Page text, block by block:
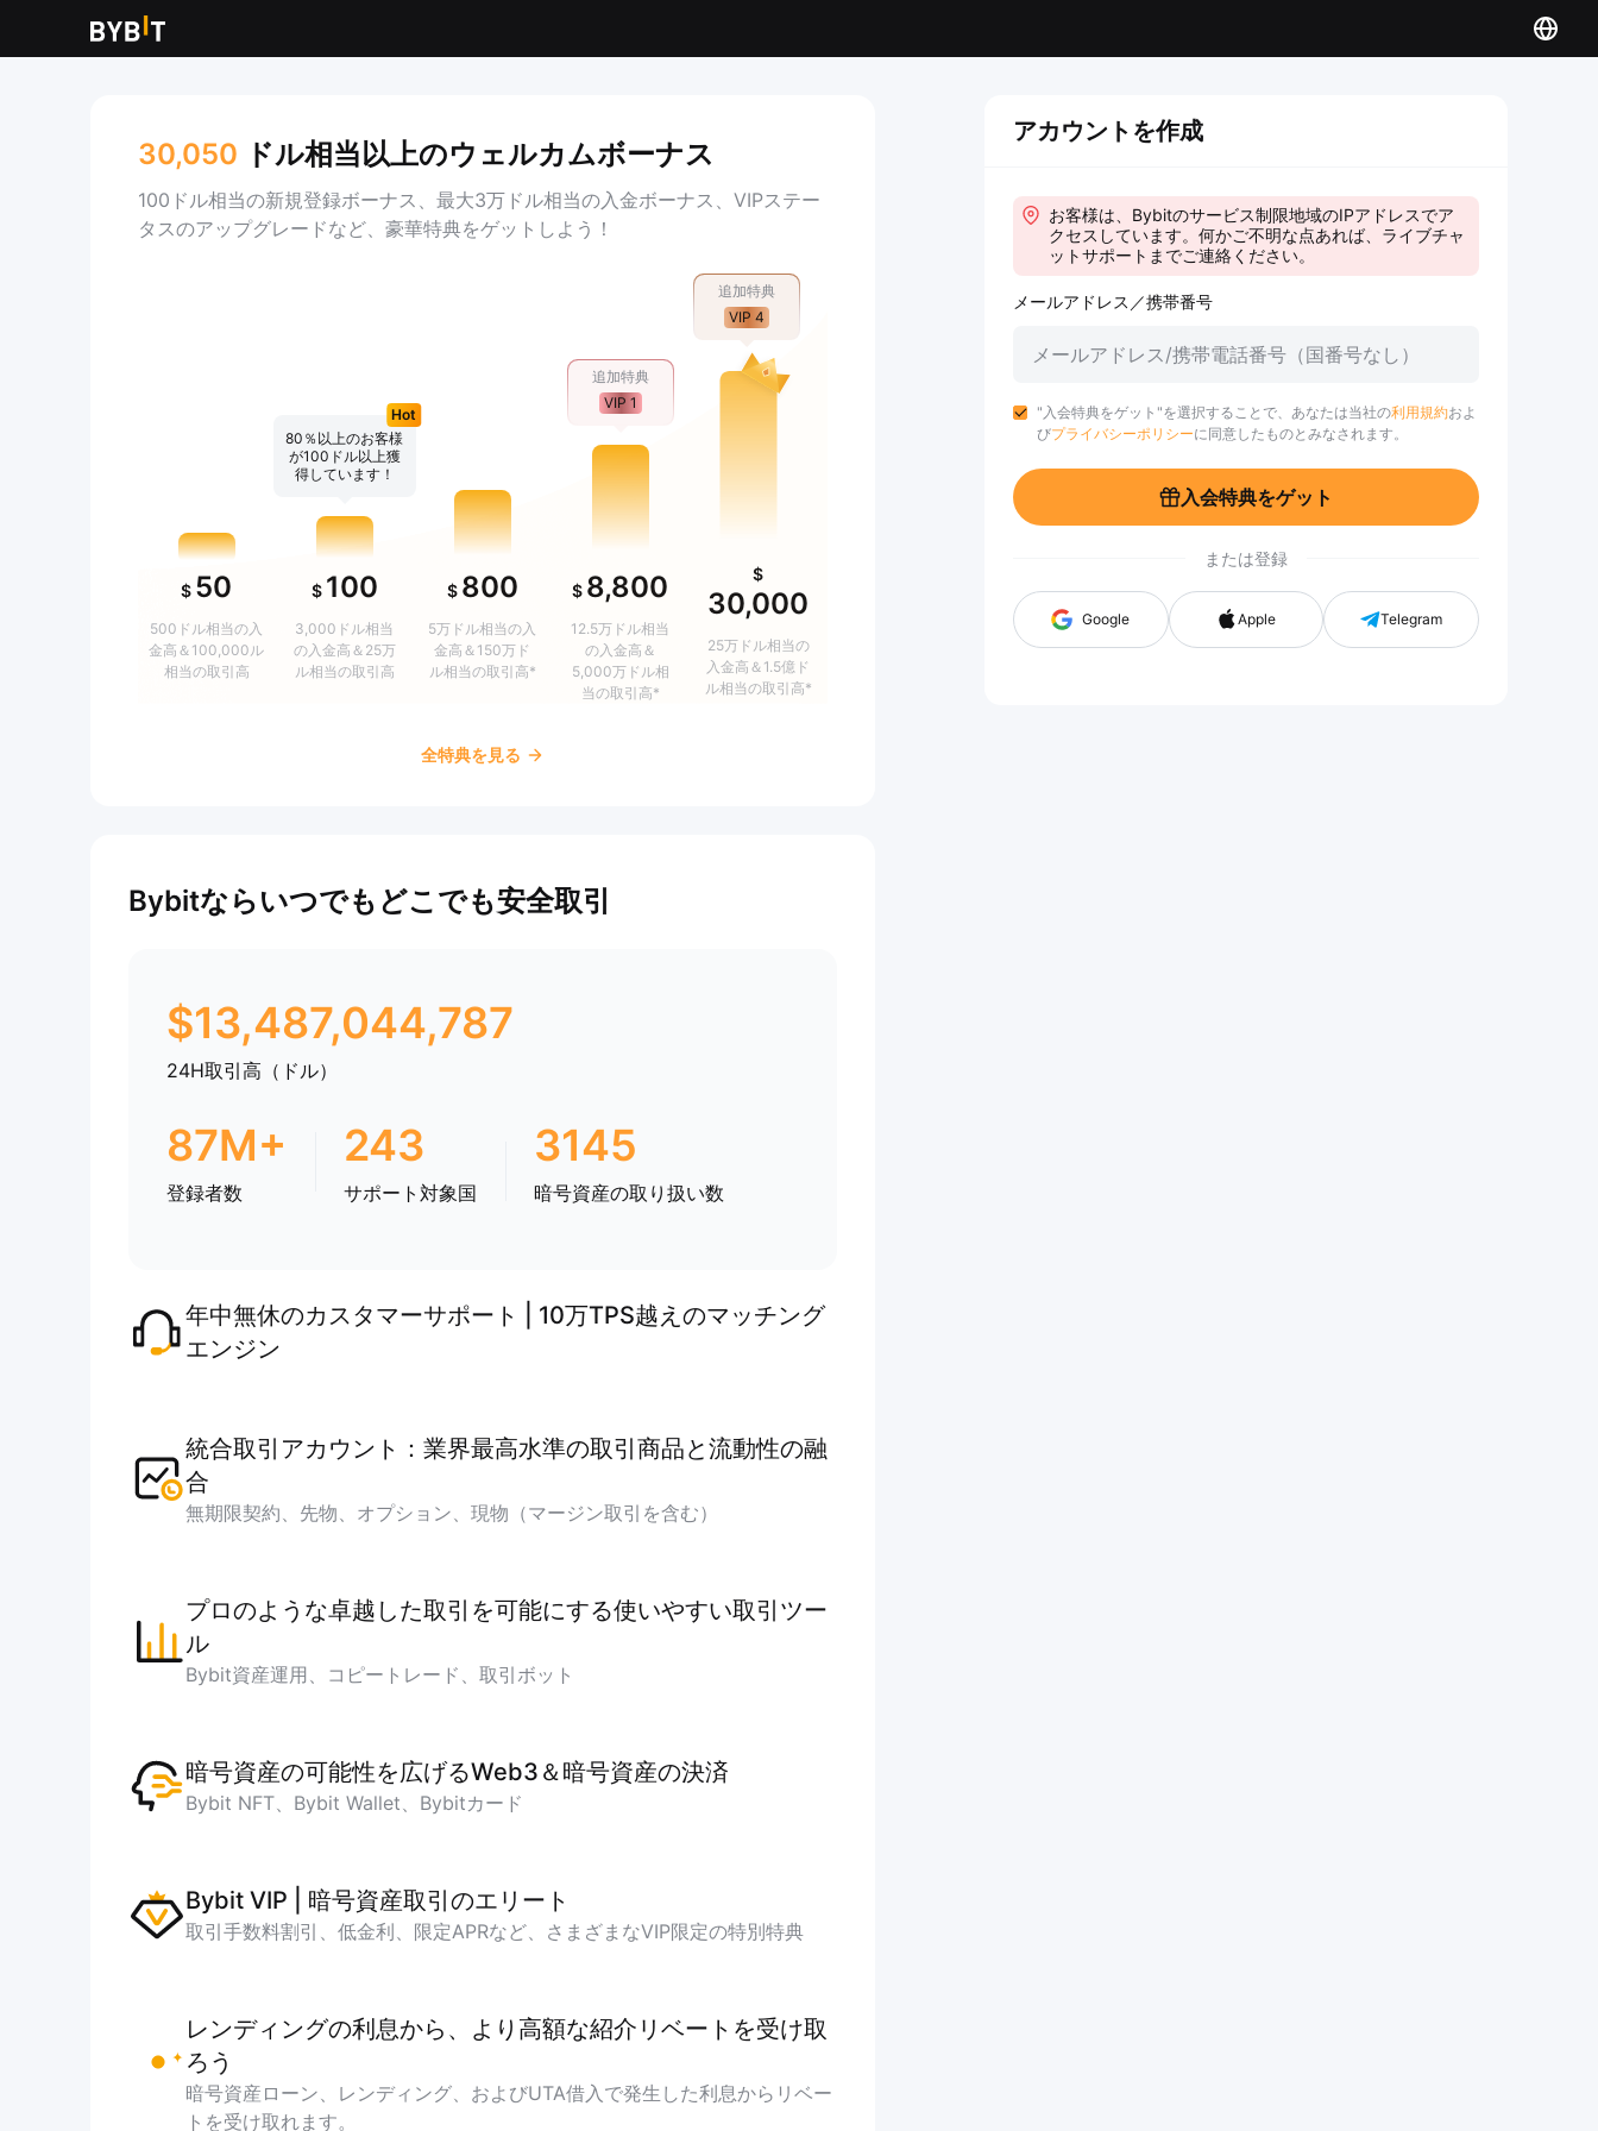
アカウントを作成
お客様は、Bybitのサービス制限地域のIPアドレスでア
クセスしています。何かご不明な点あれば、ライブチャ
ットサポートまでご連絡ください。
メールアドレス／携帯番号
"入会特典をゲット"を選択することで、あなたは当社の利用規約およ
びプライバシーポリシーに同意したものとみなされます。
入会特典をゲット
または登録
Sign in with
Google Apple Telegram
30,050 ドル相当以上のウェルカムボーナス
100ドル相当の新規登録ボーナス、最大3万ドル相当の入金ボーナス、VIPステー
タスのアップグレードなど、豪華特典をゲットしよう！
$ 50
500ドル相当の入
金高＆100,000ル
相当の取引高
80％以上のお客様
が100ドル以上獲
得しています！
Hot
$ 100
3,000ドル相当
の入金高＆25万
ル相当の取引高
$ 800
5万ドル相当の入
金高＆150万ド
ル相当の取引高*
追加特典
VIP 1
$ 8,800
12.5万ドル相当
の入金高＆
5,000万ドル相
当の取引高*
追加特典
VIP 4
$
30,000
25万ドル相当の
入金高＆1.5億ド
ル相当の取引高*
全特典を見る
Bybitならいつでもどこでも安全取引
$13,487,044,787
24H取引高（ドル）
87M+
登録者数
243
サポート対象国
3145
暗号資産の取り扱い数
年中無休のカスタマーサポート | 10万TPS越えのマッチング
エンジン
統合取引アカウント：業界最高水準の取引商品と流動性の融
合
無期限契約、先物、オプション、現物（マージン取引を含む）
プロのような卓越した取引を可能にする使いやすい取引ツー
ル
Bybit資産運用、コピートレード、取引ボット
暗号資産の可能性を広げるWeb3＆暗号資産の決済
Bybit NFT、Bybit Wallet、Bybitカード
Bybit VIP | 暗号資産取引のエリート
取引手数料割引、低金利、限定APRなど、さまざまなVIP限定の特別特典
レンディングの利息から、より高額な紹介リベートを受け取
ろう
暗号資産ローン、レンディング、およびUTA借入で発生した利息からリベー
トを受け取れます。